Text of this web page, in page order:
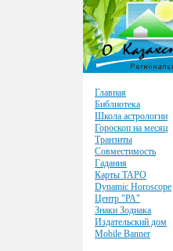
Главная
Библиотека
Школа астрологии
Гороскоп на месяц
Транзиты
Совместимость
Гадания
Карты ТАРО
Dynamic Horoscope
Центр "РА"
Знаки Зодиака
Издательский дом
Mobile Banner